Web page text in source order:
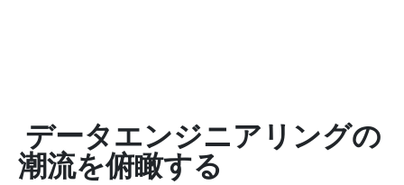
データエンジニアリングの
潮流を俯瞰する